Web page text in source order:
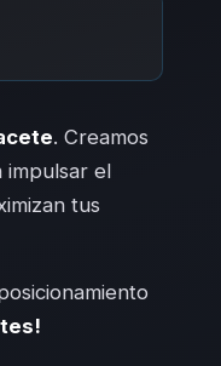
. Creamos
impulsar el
tus